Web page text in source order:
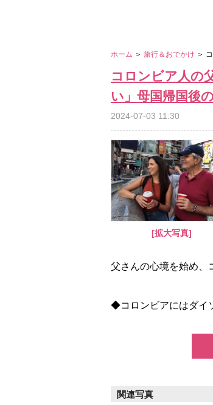
ホーム ＞ 旅行＆おでかけ ＞
コロンビア人の
い」母国帰国後
2024-07-03 11:30
[拡大写真]
父さんの心境を始め、
◆コロンビアにはダイ
関連写真